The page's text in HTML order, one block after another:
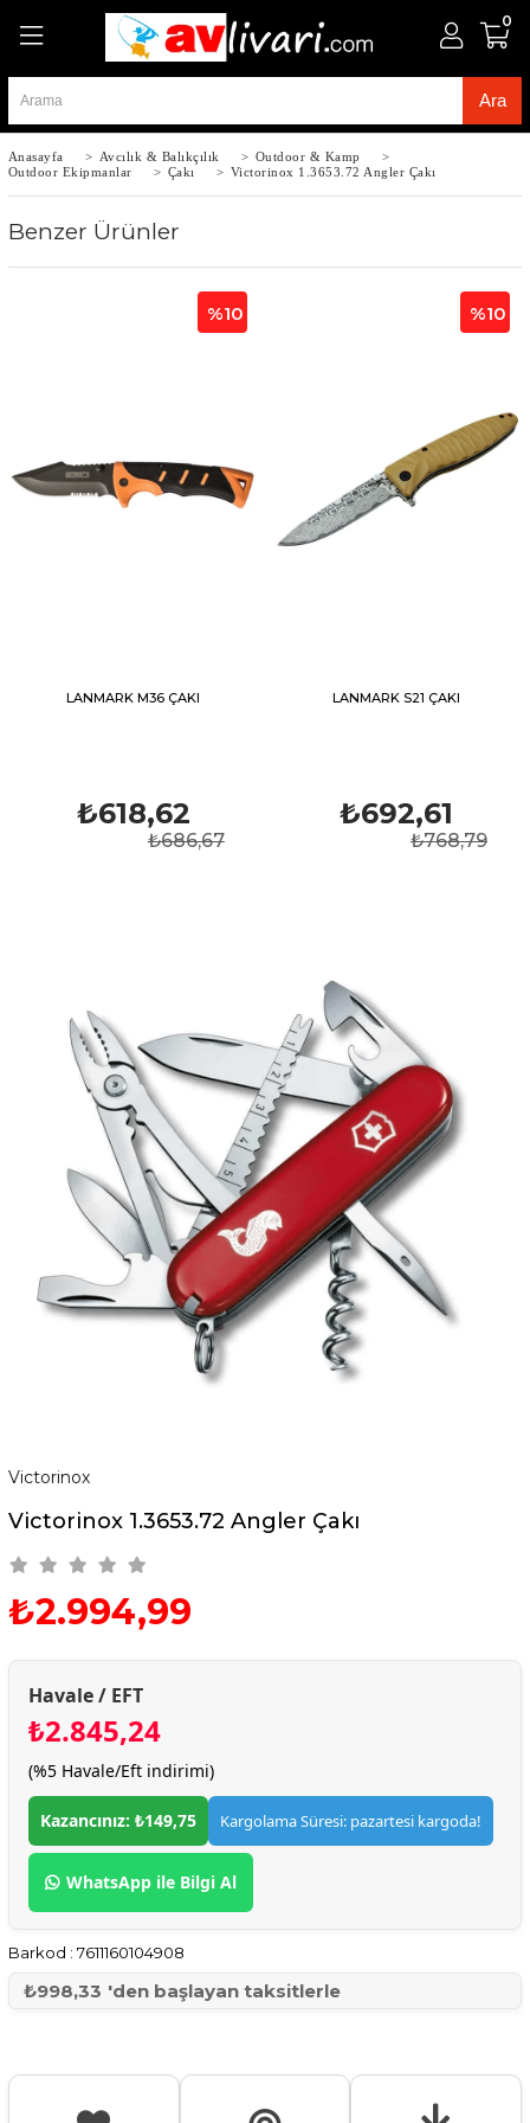
0
Anasayfa > Avcılık & Balıkçılık > Outdoor & Kamp
>
Outdoor Ekipmanlar
> Çakı > Victorinox 1.3653.72 Angler Çakı
Benzer Ürünler
LANMARK M36 ÇAKI
₺618,62
₺686,67
%10
LANMARK S21 ÇAKI
₺692,61
₺768,79
%10
Victorinox
Victorinox 1.3653.72 Angler Çakı
₺2.994,99
Havale / EFT
₺2.845,24
(%5 Havale/Eft indirimi)
Kazancınız: ₺149,75 Kargolama Süresi: pazartesi kargoda!
WhatsApp ile Bilgi Al
Barkod : 7611160104908
₺998,33 'den başlayan taksitlerle